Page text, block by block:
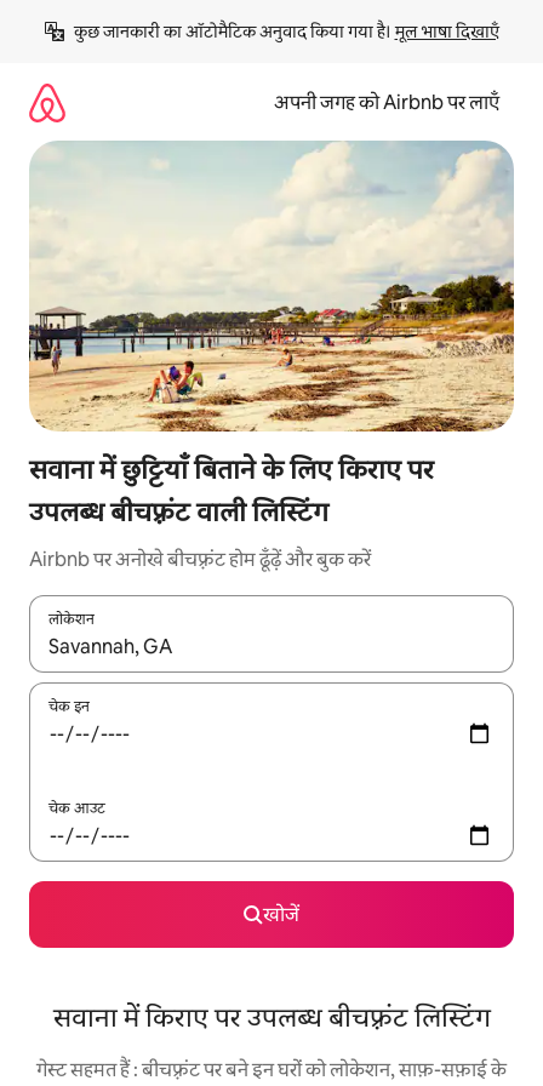
छोड़कर
कॉन्टेंट
कुछ जानकारी का ऑटोमैटिक अनुवाद किया गया है। मूल भाषा दिखाएँ
अपनी जगह को Airbnb पर लाएँ
सवाना में छुट्टियाँ बिताने के लिए किराए पर
उपलब्ध बीचफ़्रंट वाली लिस्टिंग
Airbnb पर अनोखे बीचफ़्रंट होम ढूँढ़ें और बुक करें
लोकेशन
नतीजों के उपलब्ध होने पर, अप और डाउन 'ऐरो की' का इस्तेमाल करके नेविगेट
चेक इन
चेक आउट
खोजें
सवाना में किराए पर उपलब्ध बीचफ़्रंट लिस्टिंग
गेस्ट सहमत हैं : बीचफ़्रंट पर बने इन घरों को लोकेशन, साफ़-सफ़ाई के